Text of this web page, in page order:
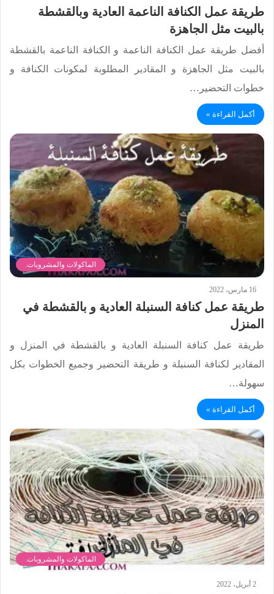
طريقة عمل الكنافة الناعمة العادية وبالقشطة
بالبيت مثل الجاهزة
أفضل طريقة عمل الكنافة الناعمة و الكنافة الناعمة بالقشطة
بالبيت مثل الجاهزة و المقادير المطلوبة لمكونات الكنافة و
خطوات التحضير…
أكمل القراءة »
الماكولات والمشروبات.
16 مارس، 2022
طريقة عمل كنافة السنبلة العادية و بالقشطة في
المنزل
طريقة عمل كنافة السنبلة العادية و بالقشطة في المنزل و
المقادير لكنافة السنبلة و طريقة التحضير وجميع الخطوات بكل
سهولة…
أكمل القراءة »
الماكولات والمشروبات.
2 أبريل، 2022